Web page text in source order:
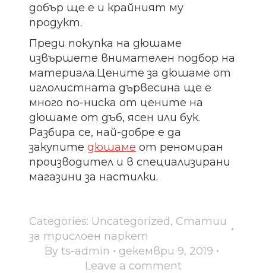
добър ще е и крайният му
продукт.
Преди покупка на дюшаме
извършете внимателен подбор на
материала.Цените за дюшаме от
иглолистната дървесина ще е
много по-ниска от цените на
дюшаме от дъб, ясен или бук.
Разбира се, най-добре е да
закупитедюшаме от реномиран
производител и в специализирани
магазини за настилки.
Categories: Uncategorized, Статии
за трислоен паркет
By ts-admin
декември 9, 2019
Leave a comment